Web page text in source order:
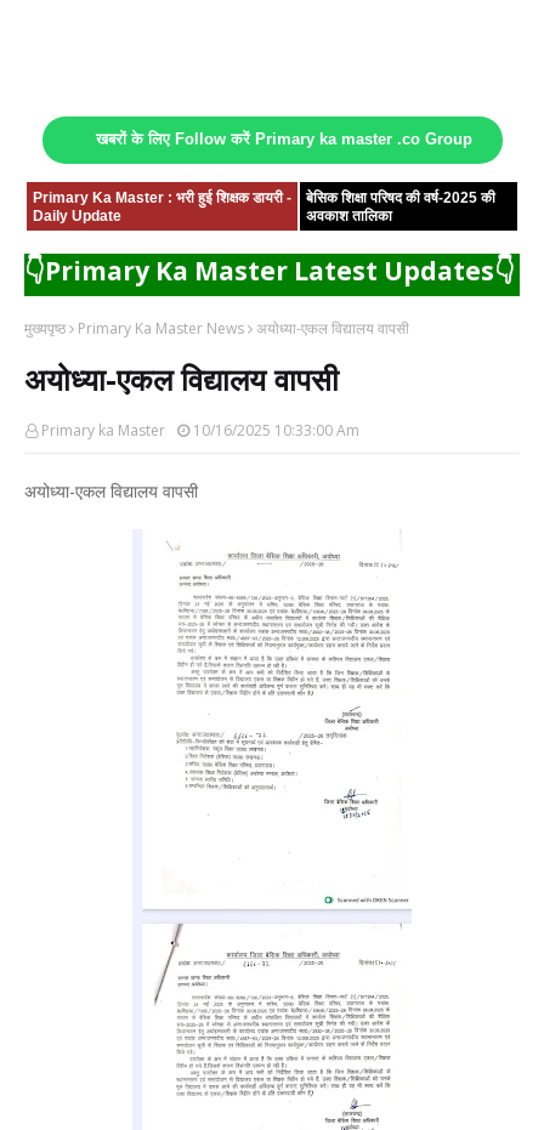
खबरों के लिए Follow करें Primary ka master .co Group
Primary Ka Master : भरी हुई शिक्षक डायरी -
Daily Update
बेसिक शिक्षा परिषद की वर्ष-2025 की
अवकाश तालिका
👇Primary Ka Master Latest Updates👇
मुख्यपृष्ठ Primary Ka Master News अयोध्या-एकल विद्यालय वापसी
अयोध्या-एकल विद्यालय वापसी
Primary ka Master 10/16/2025 10:33:00 Am
अयोध्या-एकल विद्यालय वापसी